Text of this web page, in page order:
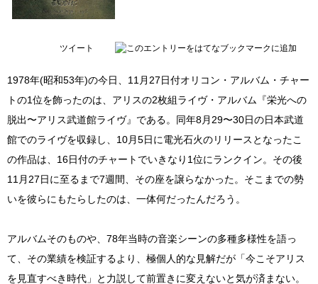
ツイート
1978年(昭和53年)の今日、11月27日付オリコン・アルバム・チャー
トの1位を飾ったのは、アリスの2枚組ライヴ・アルバム『栄光への
脱出〜アリス武道館ライヴ』である。同年8月29〜30日の日本武道
館でのライヴを収録し、10月5日に電光石火のリリースとなったこ
の作品は、16日付のチャートでいきなり1位にランクイン。その後
11月27日に至るまで7週間、その座を譲らなかった。そこまでの勢
いを彼らにもたらしたのは、一体何だったんだろう。
アルバムそのものや、78年当時の音楽シーンの多種多様性を語っ
て、その業績を検証するより、極個人的な見解だが「今こそアリス
を見直すべき時代」と力説して前置きに変えないと気が済まない。